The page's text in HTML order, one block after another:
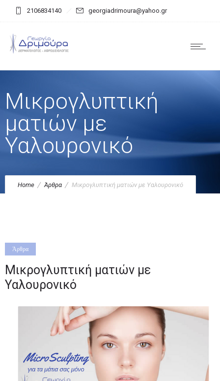
2106834140 georgiadrimoura@yahoo.gr
Μικρoγλυπτική
ματιών με
Υαλουρονικό
Home Άρθρα Μικρoγλυπτική ματιών με Υαλουρονικό
Άρθρα
Μικρoγλυπτική ματιών με
Υαλουρονικό